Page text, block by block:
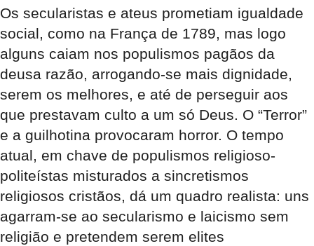
Os secularistas e ateus prometiam igualdade
social, como na França de 1789, mas logo
alguns caiam nos populismos pagãos da
deusa razão, arrogando-se mais dignidade,
serem os melhores, e até de perseguir aos
que prestavam culto a um só Deus. O “Terror”
e a guilhotina provocaram horror. O tempo
atual, em chave de populismos religioso-
politeístas misturados a sincretismos
religiosos cristãos, dá um quadro realista: uns
agarram-se ao secularismo e laicismo sem
religião e pretendem serem elites